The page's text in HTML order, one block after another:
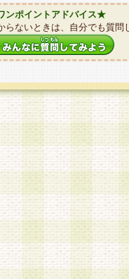
ンポイントアドバイス★
らないときは、自分でも質問